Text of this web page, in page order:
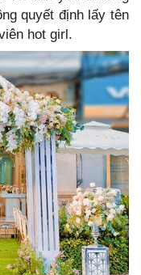
quyết định lấy tên
hot girl.